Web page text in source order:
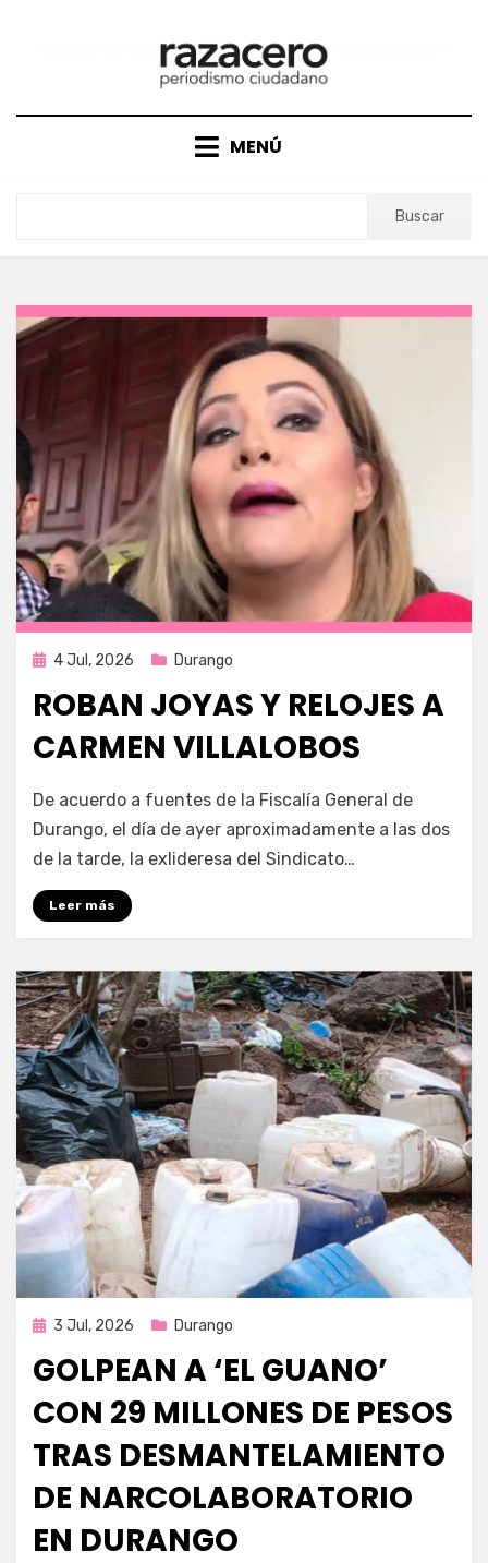
MENÚ
Buscar
Publicada
4 Jul, 2026 Durango
ROBAN JOYAS Y RELOJES A
CARMEN VILLALOBOS
Fernando Miranda Servín
De acuerdo a fuentes de la Fiscalía General de
Durango, el día de ayer aproximadamente a las dos
de la tarde, la exlideresa del Sindicato…
Leer más
Publicada
3 Jul, 2026 Durango
GOLPEAN A ‘EL GUANO’
CON 29 MILLONES DE PESOS
TRAS DESMANTELAMIENTO
DE NARCOLABORATORIO
EN DURANGO